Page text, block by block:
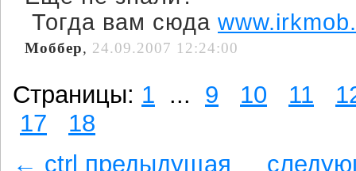
Тогда вам сюда
Моббер, 24.09.2007 12:24:00
Страницы: 1 ... 9 10 11
17
18
← ctrl предыдущая